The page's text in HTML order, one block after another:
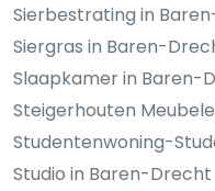
Sierbestrating in
Siergras in Baren-
Slaapkamer in Baren-
Steigerhouten
Studentenwoning-
Studio in Baren-Drecht